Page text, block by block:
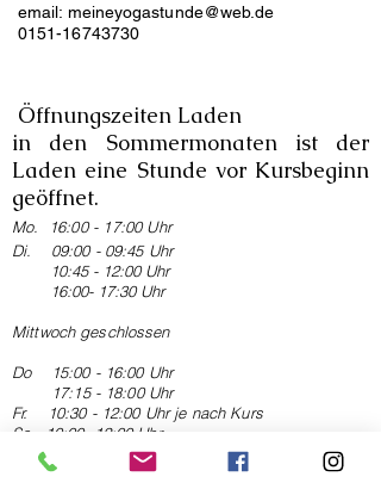
email: meineyogastunde@web.de
0151-16743730
Öffnungszeiten Laden
in den Sommermonaten ist der
Laden eine Stunde vor Kursbeginn
geöffnet.
Mo. 16:00 - 17:00 Uhr
Di. 09:00 - 09:45 Uhr
10:45 - 12:00 Uhr
16:00- 17:30 Uhr
Mittwoch geschlossen
Do 15:00 - 16:00 Uhr
17:15- 18:00 Uhr
Fr. 10:30 - 12:00 Uhr je nach Kurs
Sa. 10:00- 12:00 Uhr